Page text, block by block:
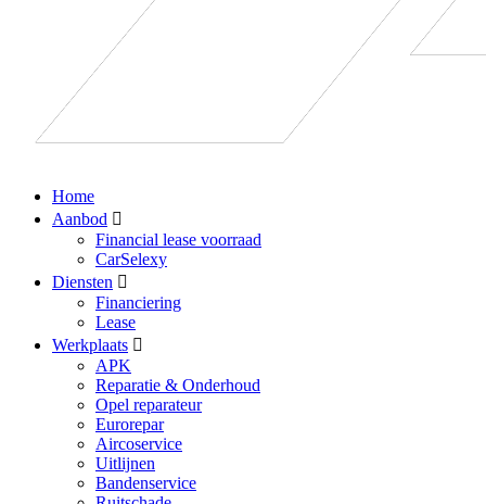
Home
Aanbod
Financial lease voorraad
CarSelexy
Diensten
Financiering
Lease
Werkplaats
APK
Reparatie & Onderhoud
Opel reparateur
Eurorepar
Aircoservice
Uitlijnen
Bandenservice